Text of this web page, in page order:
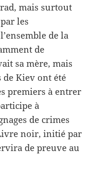
mais surtout
les
de la
de
sa mère, mais
de Kiev ont été
premiers à entrer
à
de crimes
noir, initié par
de preuve au